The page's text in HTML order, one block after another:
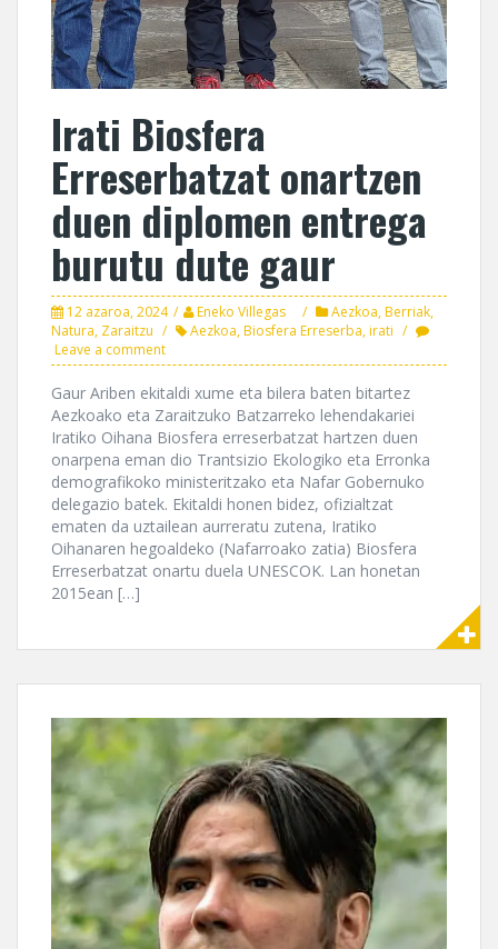
Irati Biosfera
Erreserbatzat onartzen
duen diplomen entrega
burutu dute gaur
12 azaroa, 2024 Eneko Villegas Aezkoa,Berriak,
Natura, Zaraitzu Aezkoa,Biosfera Erreserba,irati
Leave a comment
Gaur Ariben ekitaldi xume eta bilera baten bitartez
Aezkoako eta Zaraitzuko Batzarreko lehendakariei
Iratiko Oihana Biosfera erreserbatzat hartzen duen
onarpena eman dio Trantsizio Ekologiko eta Erronka
demografikoko ministeritzako eta Nafar Gobernuko
delegazio batek. Ekitaldi honen bidez, ofizialtzat
ematen da uztailean aurreratu zutena, Iratiko
Oihanaren hegoaldeko (Nafarroako zatia) Biosfera
Erreserbatzat onartu duela UNESCOK. Lan honetan
2015ean […]